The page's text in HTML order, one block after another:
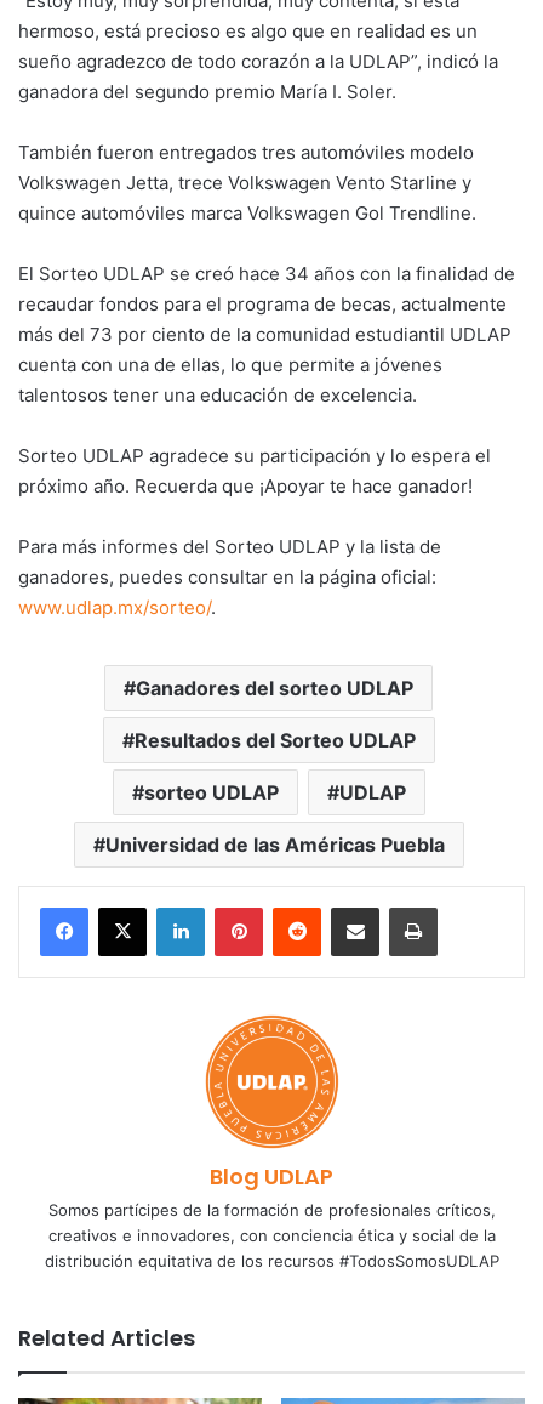
hermoso, está precioso es algo que en realidad es un
sueño agradezco de todo corazón a la UDLAP”, indicó la
ganadora del segundo premio María I. Soler.
También fueron entregados tres automóviles modelo
Volkswagen Jetta, trece Volkswagen Vento Starline y
quince automóviles marca Volkswagen Gol Trendline.
El Sorteo UDLAP se creó hace 34 años con la finalidad de
recaudar fondos para el programa de becas, actualmente
más del 73 por ciento de la comunidad estudiantil UDLAP
cuenta con una de ellas, lo que permite a jóvenes
talentosos tener una educación de excelencia.
Sorteo UDLAP agradece su participación y lo espera el
próximo año. Recuerda que ¡Apoyar te hace ganador!
Para más informes del Sorteo UDLAP y la lista de
ganadores, puedes consultar en la página oficial:
www.udlap.mx/sorteo/.
Ganadores del sorteo UDLAP
Resultados del Sorteo UDLAP
sorteo UDLAP UDLAP
Universidad de las Américas Puebla
LinkedInPinterestReddit Share via Email Print
Blog UDLAP
Somos partícipes de la formación de profesionales críticos,
creativos e innovadores, con conciencia ética y social de la
distribución equitativa de los recursos #TodosSomosUDLAP
Related Articles